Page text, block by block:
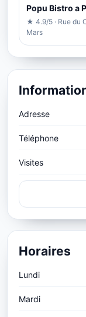
Popu Bistro a
★ 4.9/5 · Rue du
Mars
Adresse
Téléphone
Visites
Horaires
Lundi
Mardi